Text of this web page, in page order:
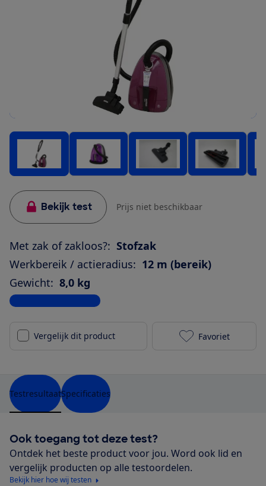
Bekijk test Prijs niet beschikbaar
Met zak of zakloos?: Stofzak
Werkbereik / actieradius: 12 m (bereik)
Gewicht: 8,0 kg
Bekijk alle specificaties
Vergelijk dit product Nilfisk Select
Favoriet
TestresultaatSpecificaties
Ook toegang tot deze test?
Ontdek het beste product voor jou. Word ook lid en
vergelijk producten op alle testoordelen.
Bekijk hier hoe wij testen